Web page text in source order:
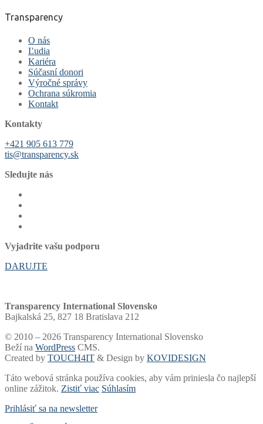
Transparency
O nás
Ľudia
Kariéra
Súčasní donori
Výročné správy
Ochrana súkromia
Kontakt
Kontakty
+421 905 613 779
tis@transparency.sk
Sledujte nás
Vyjadrite vašu podporu
DARUJTE
Transparency International Slovensko
Bajkalská 25, 827 18 Bratislava 212
© 2010 – 2026 Transparency International Slovensko
Beží na WordPress CMS.
Created by TOUCH4IT & Design by KOVIDESIGN
Táto webová stránka používa cookies, aby vám priniesla čo najlepší
online zážitok. Zistiť viac Súhlasím
Prihlásiť sa na newsletter